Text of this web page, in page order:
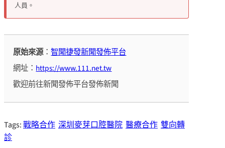
人員。
原始來源：智聞捷發新聞發佈平台
網址： https://www.111.net.tw
歡迎前往新聞發佈平台發佈新聞
Tags:戰略合作 深圳麥芽口腔醫院 醫療合作 雙向轉
診